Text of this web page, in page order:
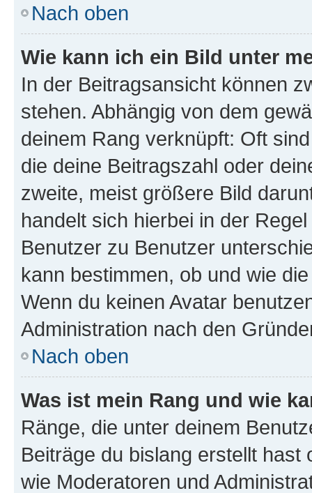
Nach oben
Wie kann ich ein Bild unter
In der Beitragsansicht können
stehen. Abhängig von dem
deinem Rang verknüpft: Oft
die deine Beitragszahl oder
zweite, meist größere Bild
handelt sich hierbei in der
Benutzer zu Benutzer
kann bestimmen, ob und wie
Wenn du keinen Avatar
Administration nach den
Nach oben
Was ist mein Rang und wie
Ränge, die unter deinem
Beiträge du bislang erstellt
wie Moderatoren und